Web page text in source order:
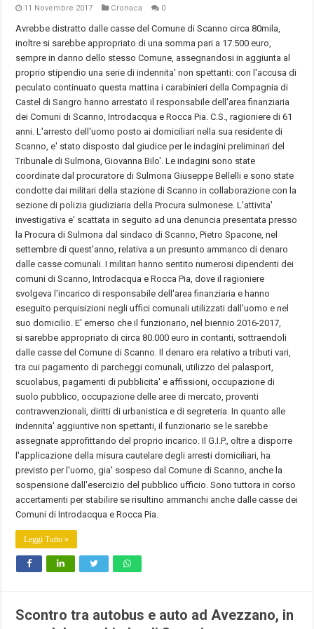
11 Novembre 2017 Cronaca 0
Avrebbe distratto dalle casse del Comune di Scanno circa 80mila,
inoltre si sarebbe appropriato di una somma pari a 17.500 euro,
sempre in danno dello stesso Comune, assegnandosi in aggiunta al
proprio stipendio una serie di indennita' non spettanti: con l'accusa di
peculato continuato questa mattina i carabinieri della Compagnia di
Castel di Sangro hanno arrestato il responsabile dell'area finanziaria
dei Comuni di Scanno, Introdacqua e Rocca Pia. C.S., ragioniere di 61
anni. L'arresto dell'uomo posto ai domiciliari nella sua residente di
Scanno, e' stato disposto dal giudice per le indagini preliminari del
Tribunale di Sulmona, Giovanna Bilo'. Le indagini sono state
coordinate dal procuratore di Sulmona Giuseppe Bellelli e sono state
condotte dai militari della stazione di Scanno in collaborazione con la
sezione di polizia giudiziaria della Procura sulmonese. L'attivita'
investigativa e' scattata in seguito ad una denuncia presentata presso
la Procura di Sulmona dal sindaco di Scanno, Pietro Spacone, nel
settembre di quest'anno, relativa a un presunto ammanco di denaro
dalle casse comunali. I militari hanno sentito numerosi dipendenti dei
comuni di Scanno, Introdacqua e Rocca Pia, dove il ragioniere
svolgeva l'incarico di responsabile dell'area finanziaria e hanno
eseguito perquisizioni negli uffici comunali utilizzati dall'uomo e nel
suo domicilio. E' emerso che il funzionario, nel biennio 2016-2017,
si sarebbe appropriato di circa 80.000 euro in contanti, sottraendoli
dalle casse del Comune di Scanno. Il denaro era relativo a tributi vari,
tra cui pagamento di parcheggi comunali, utilizzo del palasport,
scuolabus, pagamenti di pubblicita' e affissioni, occupazione di
suolo pubblico, occupazione delle aree di mercato, proventi
contravvenzionali, diritti di urbanistica e di segreteria. In quanto alle
indennita' aggiuntive non spettanti, il funzionario se le sarebbe
assegnate approfittando del proprio incarico. Il G.I.P., oltre a disporre
l'applicazione della misura cautelare degli arresti domiciliari, ha
previsto per l'uomo, gia' sospeso dal Comune di Scanno, anche la
sospensione dall'esercizio del pubblico ufficio. Sono tuttora in corso
accertamenti per stabilire se risultino ammanchi anche dalle casse dei
Comuni di Introdacqua e Rocca Pia.
Leggi Tutto »
Scontro tra autobus e auto ad Avezzano, in